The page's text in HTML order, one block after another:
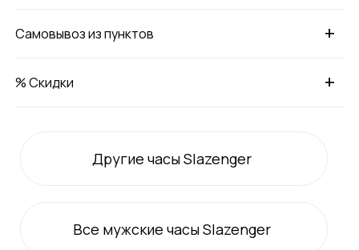
+
Самовывоз из пунктов
+
% Скидки
Другие часы Slazenger
Все мужские часы Slazenger